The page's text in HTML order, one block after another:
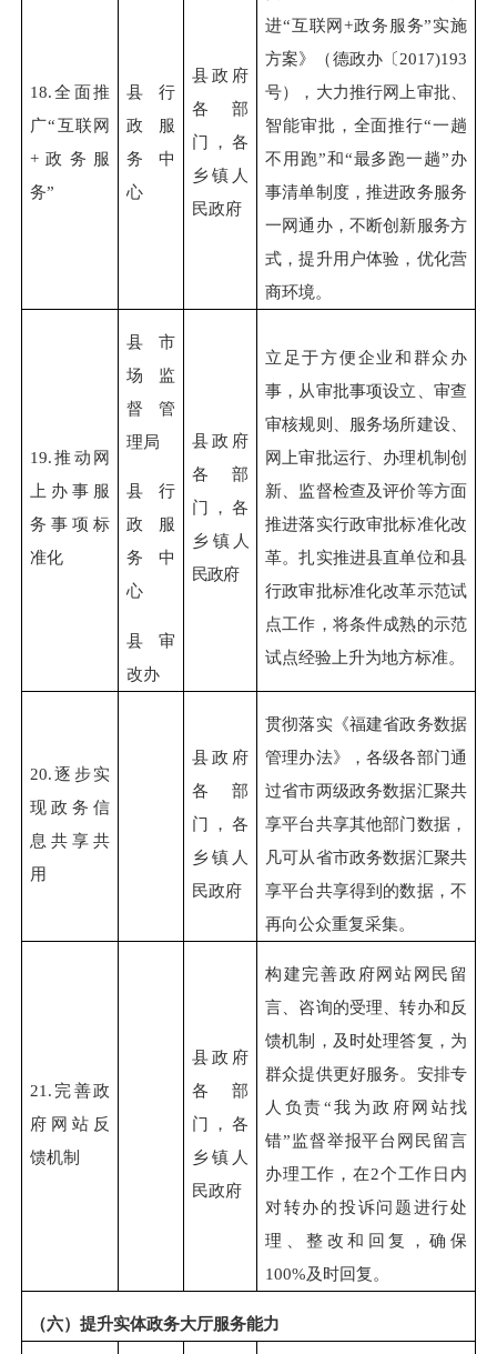
18.全面推
广“互联网
+政务服
务”
县行
政服
务中
心
县政府
各部
门，各
乡镇人
民政府
进“互联网+政务服务”实施
方案》（德政办〔2017)193
号），大力推行网上审批、
智能审批，全面推行“一趟
不用跑”和“最多跑一趟”办
事清单制度，推进政务服务
一网通办，不断创新服务方
式，提升用户体验，优化营
商环境。
19.推动网
上办事服
务事项标
准化
县市
场监
督管
理局
县行
政服
务中
心
县审
改办
县政府
各部
门，各
乡 镇人
民政府
立足于方便企业和群众办
事，从审批事项设立、审查
审核规则、服务场所建设、
网上审批运行、办理机制创
新、监督检查及评价等方面
推进落实行政审批标准化改
革。扎实推进县直单位和县
行政审批标准化改革示范试
点工作，将条件成熟的示范
试点经验上升为地方标准。
20.逐步实
现政务信
息共享共
用
县政府
各部
门，各
乡镇人
民政府
贯彻落实《福建省政务数据
管理办法》，各级各部门通
过省市两级政务数据汇聚共
享平台共享其他部门数据，
凡可从省市政务数据汇聚共
享平台共享得到的数据，不
再向公众重复采集。
21. 完善政
府网站反
馈机制
县政府
各部
门，各
乡镇人
民政府
构建完善政府网站网民留
言、咨询的受理、转办和反
馈机制，及时处理答复，为
群众提供更好服务。安排专
人负责“我为政府网站找
错”监督举报平台网民留言
办理工作，在2个工作日内
对转办的投诉问题进行处
理、整改和回复，确保
100%及时回复。
（六）提升实体政务大厅服务能力